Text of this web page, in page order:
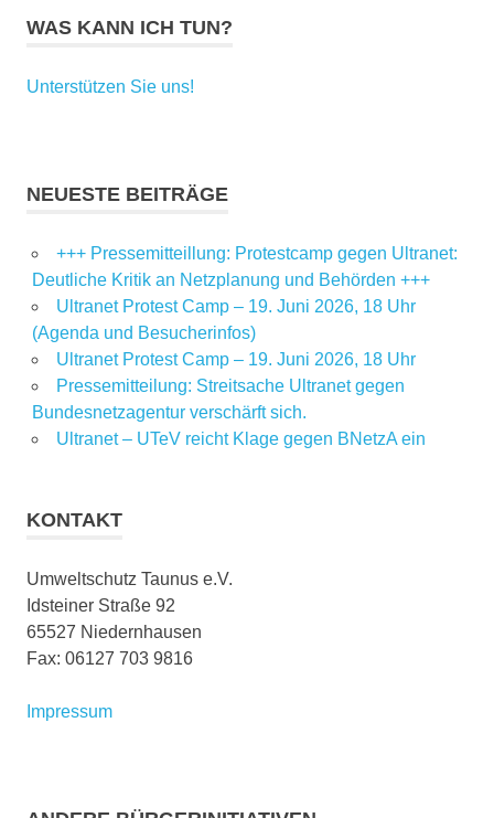
WAS KANN ICH TUN?
Unterstützen Sie uns!
NEUESTE BEITRÄGE
+++ Pressemitteillung: Protestcamp gegen Ultranet:
Deutliche Kritik an Netzplanung und Behörden +++
Ultranet Protest Camp – 19. Juni 2026, 18 Uhr
(Agenda und Besucherinfos)
Ultranet Protest Camp – 19. Juni 2026, 18 Uhr
Pressemitteilung: Streitsache Ultranet gegen
Bundesnetzagentur verschärft sich.
Ultranet – UTeV reicht Klage gegen BNetzA ein
KONTAKT
Umweltschutz Taunus e.V.
Idsteiner Straße 92
65527 Niedernhausen
Fax: 06127 703 9816
Impressum